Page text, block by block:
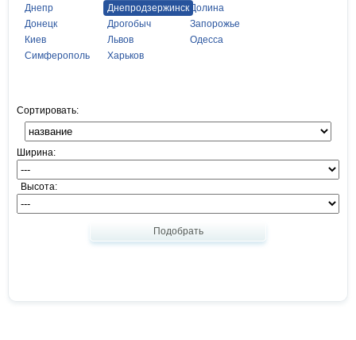
Днепр
Днепродзержинск Долина
Донецк
Дрогобыч
Запорожье
Киев
Львов
Одесса
Симферополь
Харьков
Сортировать:
Ширина:
Высота:
Подобрать